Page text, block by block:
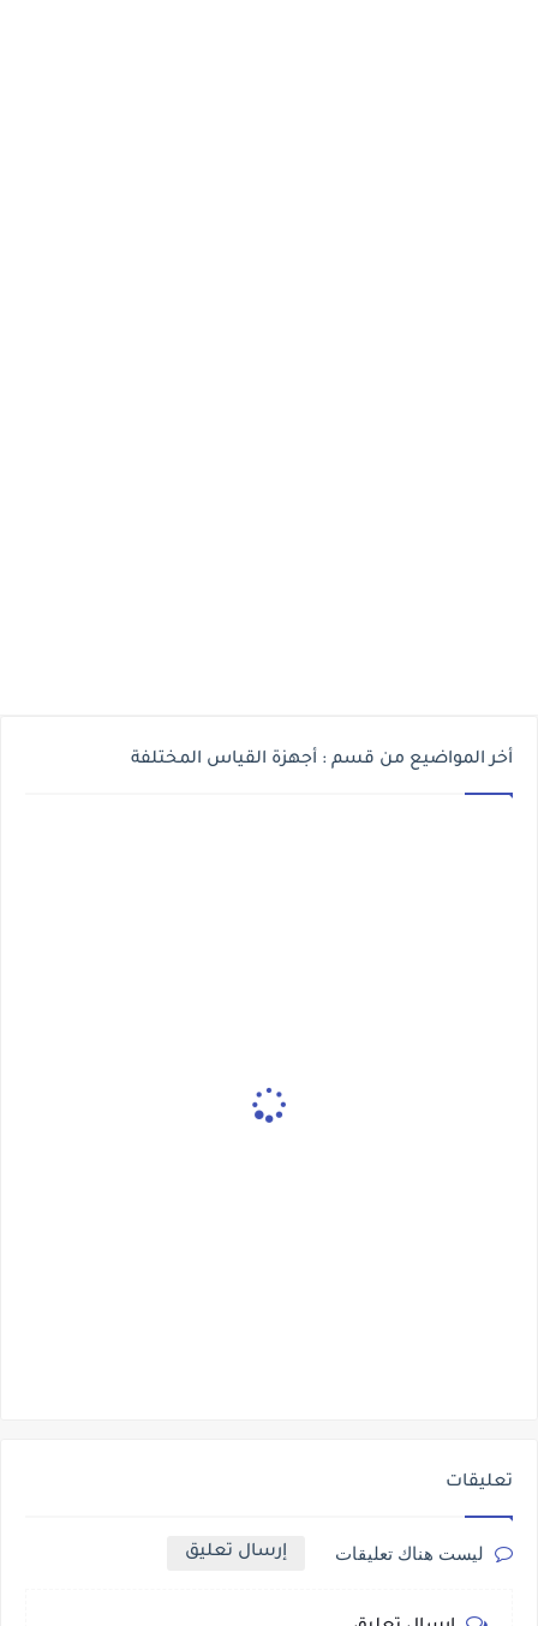
أخر المواضيع من قسم : أجهزة القياس المختلفة
تعليقات
ليست هناك تعليقات إرسال تعليق